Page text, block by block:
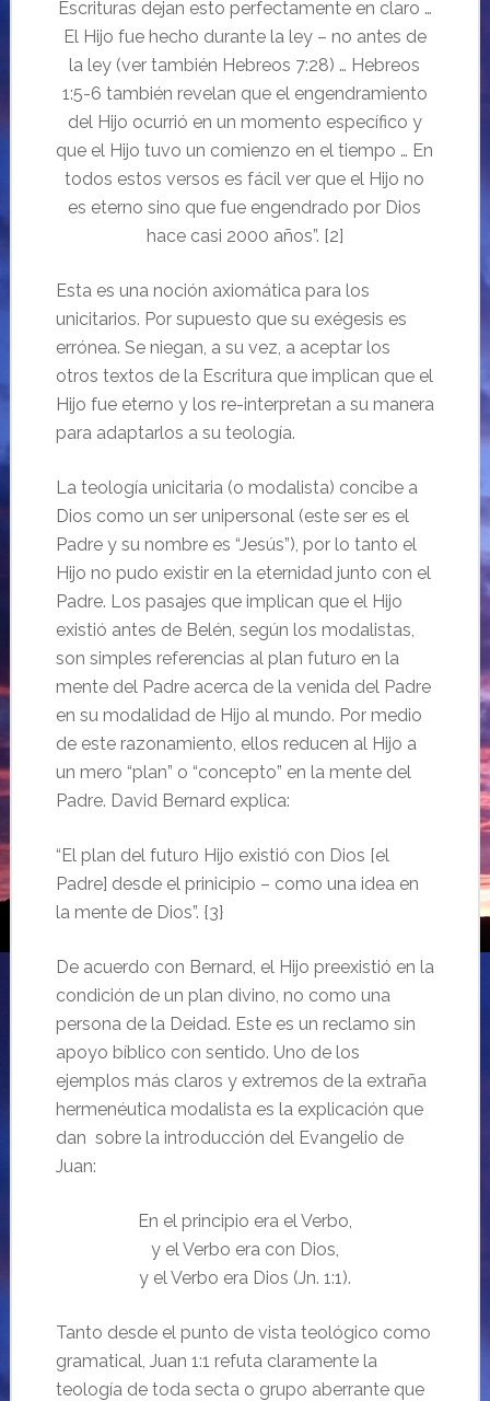
Escrituras dejan esto perfectamente en claro …
El Hijo fue hecho durante la ley – no antes de
la ley (ver también Hebreos 7:28) … Hebreos
1:5-6 también revelan que el engendramiento
del Hijo ocurrió en un momento específico y
que el Hijo tuvo un comienzo en el tiempo … En
todos estos versos es fácil ver que el Hijo no
es eterno sino que fue engendrado por Dios
hace casi 2000 años”. [2]
Esta es una noción axiomática para los
unicitarios. Por supuesto que su exégesis es
errónea. Se niegan, a su vez, a aceptar los
otros textos de la Escritura que implican que el
Hijo fue eterno y los re-interpretan a su manera
para adaptarlos a su teología.
La teología unicitaria (o modalista) concibe a
Dios como un ser unipersonal (este ser es el
Padre y su nombre es “Jesús”), por lo tanto el
Hijo no pudo existir en la eternidad junto con el
Padre. Los pasajes que implican que el Hijo
existió antes de Belén, según los modalistas,
son simples referencias al plan futuro en la
mente del Padre acerca de la venida del Padre
en su modalidad de Hijo al mundo. Por medio
de este razonamiento, ellos reducen al Hijo a
un mero “plan” o “concepto” en la mente del
Padre. David Bernard explica:
“El plan del futuro Hijo existió con Dios [el
Padre] desde el prinicipio – como una idea en
la mente de Dios”. {3}
De acuerdo con Bernard, el Hijo preexistió en la
condición de un plan divino, no como una
persona de la Deidad. Este es un reclamo sin
apoyo bíblico con sentido. Uno de los
ejemplos más claros y extremos de la extraña
hermenéutica modalista es la explicación que
dan sobre la introducción del Evangelio de
Juan:
En el principio era el Verbo,
y el Verbo era con Dios,
y el Verbo era Dios (Jn. 1:1).
Tanto desde el punto de vista teológico como
gramatical, Juan 1:1 refuta claramente la
teología de toda secta o grupo aberrante que